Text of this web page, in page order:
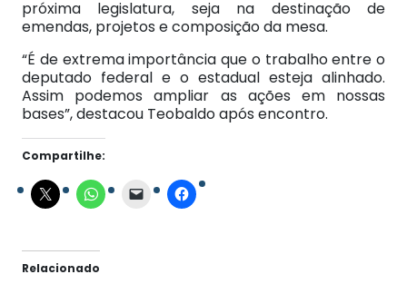
próxima legislatura, seja na destinação de
emendas, projetos e composição da mesa.
“É de extrema importância que o trabalho entre o
deputado federal e o estadual esteja alinhado.
Assim podemos ampliar as ações em nossas
bases”, destacou Teobaldo após encontro.
Compartilhe:
Relacionado